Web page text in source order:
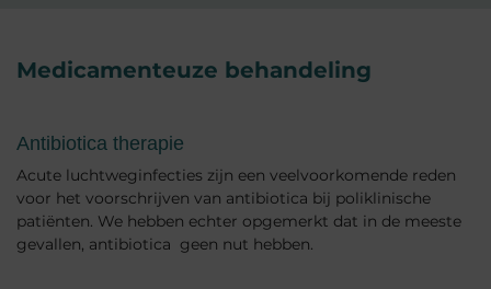
Medicamenteuze behandeling
Antibiotica therapie
Acute luchtweginfecties zijn een veelvoorkomende reden
voor het voorschrijven van antibiotica bij poliklinische
patiënten. We hebben echter opgemerkt dat in de meeste
gevallen, antibiotica geen nut hebben.